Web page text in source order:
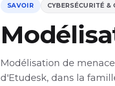
SAVOIR CYBERSÉCURITÉ
Modélisation de
d'Etudesk, dans la